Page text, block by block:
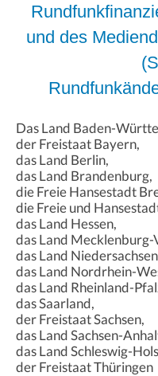
und des
Das Land Baden-
der Freistaat Bayern,
das Land Berlin,
das Land Brandenburg,
die Freie Hansestadt
die Freie und
das Land Hessen,
das Land
das Land
das Land Nordrhein-
das Land Rheinland-
das Saarland,
der Freistaat Sachsen,
das Land Sachsen-
das Land Schleswig-
der Freistaat Thüringen